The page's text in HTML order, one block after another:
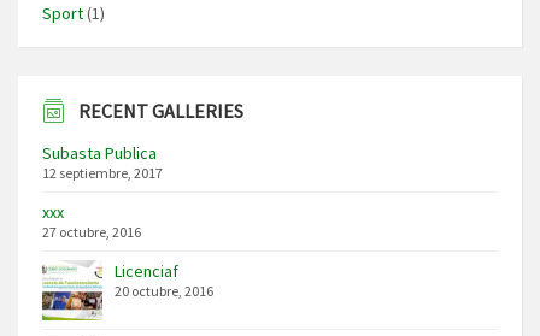
Sport(1)
RECENT GALLERIES
Subasta Publica
12 septiembre, 2017
xxx
27 octubre, 2016
Licenciaf
20 octubre, 2016